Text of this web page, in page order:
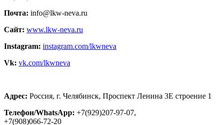
Почта: info@lkw-neva.ru
Сайт: www.lkw-neva.ru
Instagram: instagram.com/lkwneva
Vk: vk.com/lkwneva
Адрес: Россия, г. Челябинск, Проспект Ленина 3Е строение 1
Телефон/WhatsApp: +7(929)207-97-07,
+7(908)066-72-20